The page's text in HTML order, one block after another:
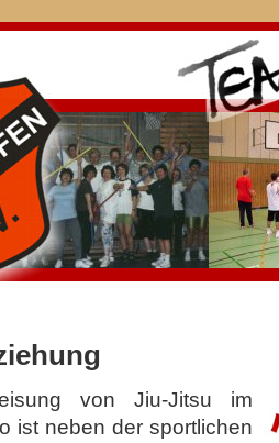
von Jiu-Jitsu im
ist neben der sportlichen